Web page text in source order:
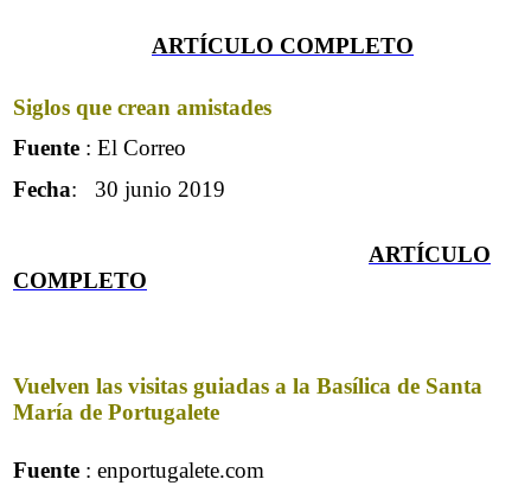
ARTÍCULO COMPLETO
Siglos que crean amistades
Fuente : El Correo
Fecha: 30 junio 2019
ARTÍCULO
COMPLETO
Vuelven las visitas guiadas a la Basílica de Santa
María de Portugalete
Fuente : enportugalete.com